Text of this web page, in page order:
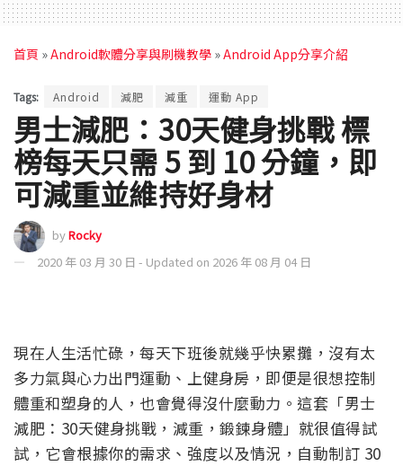
首頁 »Android軟體分享與刷機教學 »Android App分享介紹
Tags: Android 減肥 減重 運動 App
男士減肥：30天健身挑戰 標
榜每天只需 5 到 10 分鐘，即
可減重並維持好身材
byRocky
2020 年 03 月 30 日 - Updated on 2026 年 08 月 04 日
現在人生活忙碌，每天下班後就幾乎快累攤，沒有太
多力氣與心力出門運動、上健身房，即便是很想控制
體重和塑身的人，也會覺得沒什麼動力。這套「男士
減肥：30天健身挑戰，減重，鍛鍊身體」就很值得試
試，它會根據你的需求、強度以及情況，自動制訂 30